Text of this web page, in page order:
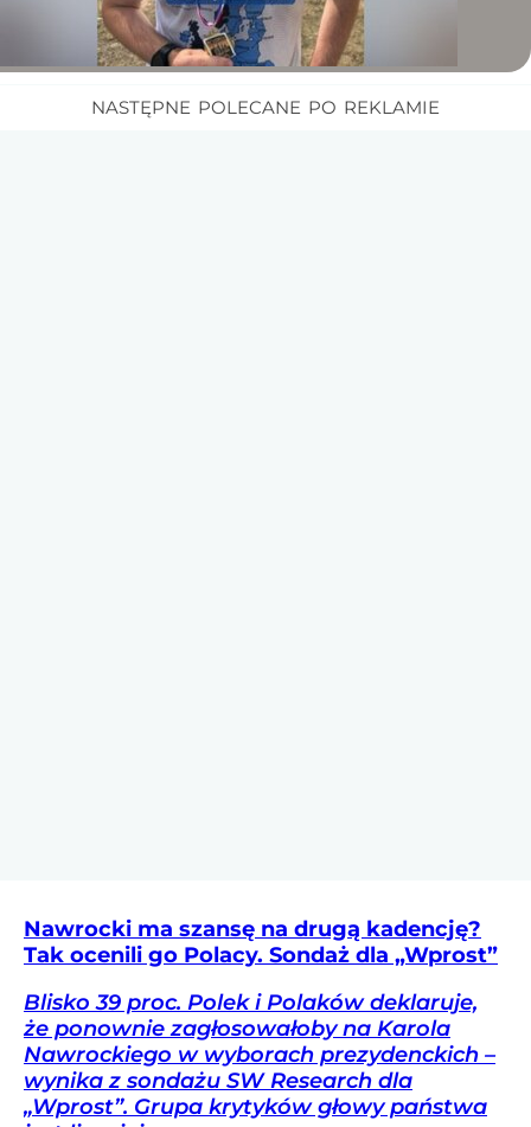
Nawrocki ma szansę na drugą kadencję?
Tak ocenili go Polacy. Sondaż dla „Wprost”
Blisko 39 proc. Polek i Polaków deklaruje,
że ponownie zagłosowałoby na Karola
Nawrockiego w wyborach prezydenckich –
wynika z sondażu SW Research dla
„Wprost”. Grupa krytyków głowy państwa